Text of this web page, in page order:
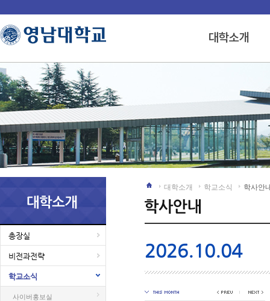
총장실
비전과전략
학교소식
사이버홍보실
대학소개 학교소식 학사안
2026.10.04